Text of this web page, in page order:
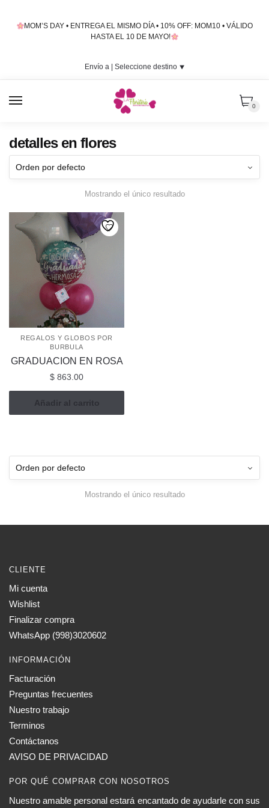
MOM’S DAY • ENTREGA EL MISMO DÍA • 10% OFF: MOM10 • VÁLIDO
HASTA EL 10 DE MAYO!
Envío a | Seleccione destino⯆
0
detalles en flores
Mostrando el único resultado
REGALOS Y GLOBOS POR
BURBULA
GRADUACION EN ROSA
$ 863.00
Añadir al carrito
Mostrando el único resultado
CLIENTE
Mi cuenta
Wishlist
Finalizar compra
WhatsApp (998)3020602
INFORMACIÓN
Facturación
Preguntas frecuentes
Nuestro trabajo
Terminos
Contáctanos
AVISO DE PRIVACIDAD
POR QUÉ COMPRAR CON NOSOTROS
Nuestro amable personal estará encantado de ayudarle con sus